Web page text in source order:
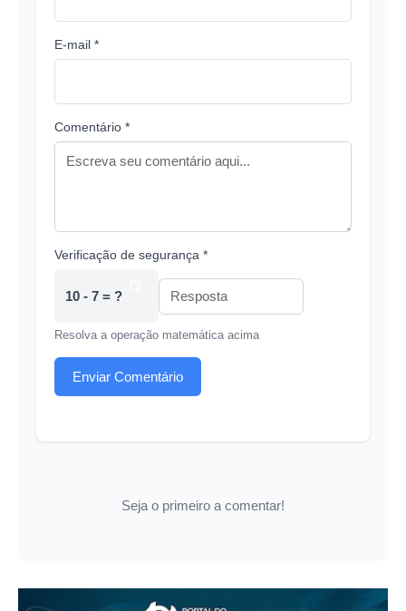
E-mail *
Comentário *
Verificação de segurança *
10 - 7 = ?
Resolva a operação matemática acima
Enviar Comentário
Seja o primeiro a comentar!